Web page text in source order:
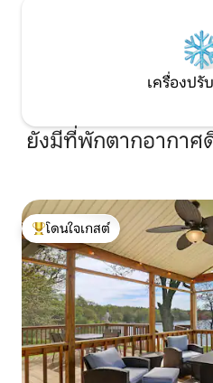
เครื่องปรั
ยังมีที่พักตากอากาศ
โดนใจเกสต์ที่สุด
โดนใจเกสต์